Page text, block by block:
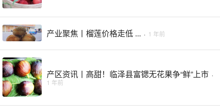
产业聚焦丨榴莲价格走低 ... · 1 年前
产区资讯丨高甜！临泽县富锶无花果争“鲜”上市 ·
1 年前